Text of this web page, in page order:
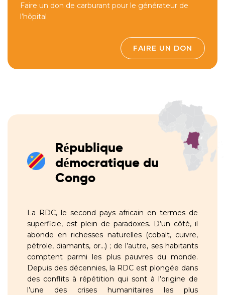
République
démocratique du
Congo
La RDC, le second pays africain en termes de
superficie, est plein de paradoxes. D’un côté, il
abonde en richesses naturelles (cobalt, cuivre,
pétrole, diamants, or…) ; de l’autre, ses habitants
comptent parmi les plus pauvres du monde.
Depuis des décennies, la RDC est plongée dans
des conflits à répétition qui sont à l’origine de
l’une des crises humanitaires les plus
Faire un don de carburant pour le générateur de
l’hôpital
FAIRE UN DON